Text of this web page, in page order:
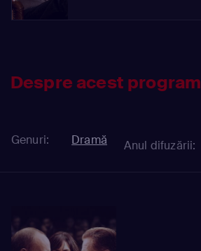
Despre acest program
Genuri: Dramă Anul difuzării: